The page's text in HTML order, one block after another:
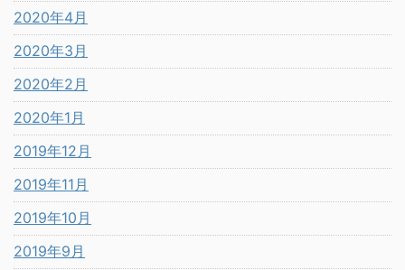
2020年4月
2020年3月
2020年2月
2020年1月
2019年12月
2019年11月
2019年10月
2019年9月